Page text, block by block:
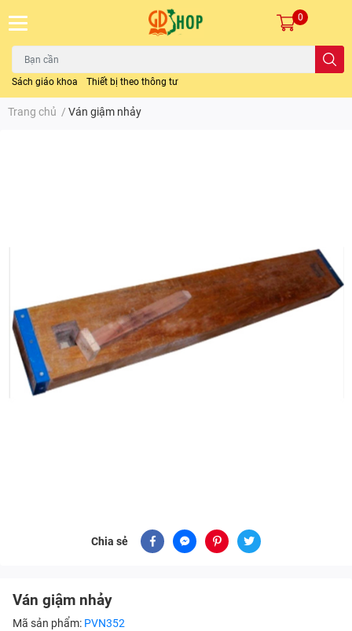
Sách giáo khoa Thiết bị theo thông tư
0
Trang chủ / Ván giậm nhảy
Chia sẻ
Ván giậm nhảy
Mã sản phẩm: PVN352